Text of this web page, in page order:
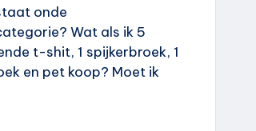
onde
Wat als ik 5
t-shit, 1 spijkerbroek, 1
en pet koop? Moet ik